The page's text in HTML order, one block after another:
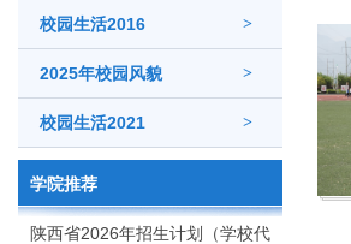
>
校园生活2016
>
2025年校园风貌
>
校园生活2021
学院推荐
陕西省2026年招生计划（学校代